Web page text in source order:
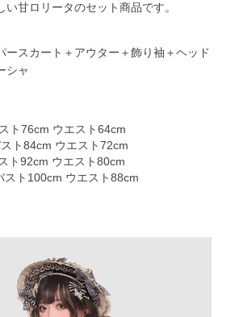
甘ロリータのセット商品です。
ースカート＋アウター＋飾り袖＋ヘッド
シャ
ト76cm ウエスト64cm
ト84cm ウエスト72cm
ト92cm ウエスト80cm
スト100cm ウエスト88cm